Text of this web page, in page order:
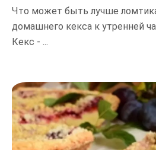
Что может быть лучше
домашнего кекса к утренней
Кекс - ...